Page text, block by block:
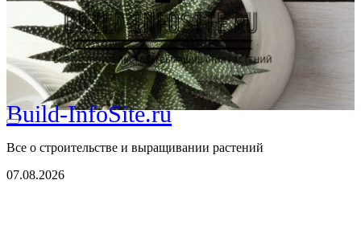
Build-InfoSite.ru
Все о строительстве и выращивании растений
07.08.2026